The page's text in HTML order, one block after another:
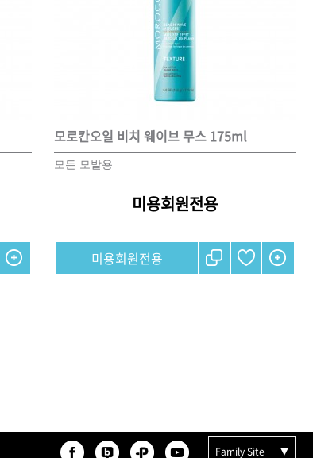
모로칸오일 비치 웨이브 무스 175ml
모든 모발용
미용회원전용
미용회원전용
Family Site